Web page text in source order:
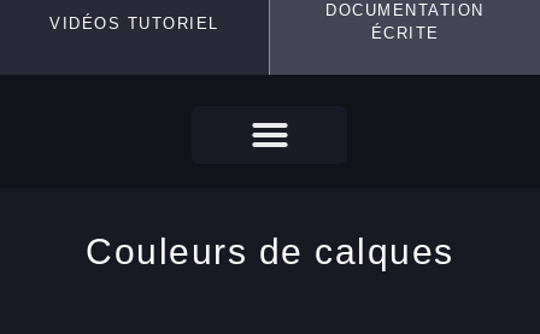
VIDÉOS TUTORIEL
DOCUMENTATION
ÉCRITE
Couleurs de calques